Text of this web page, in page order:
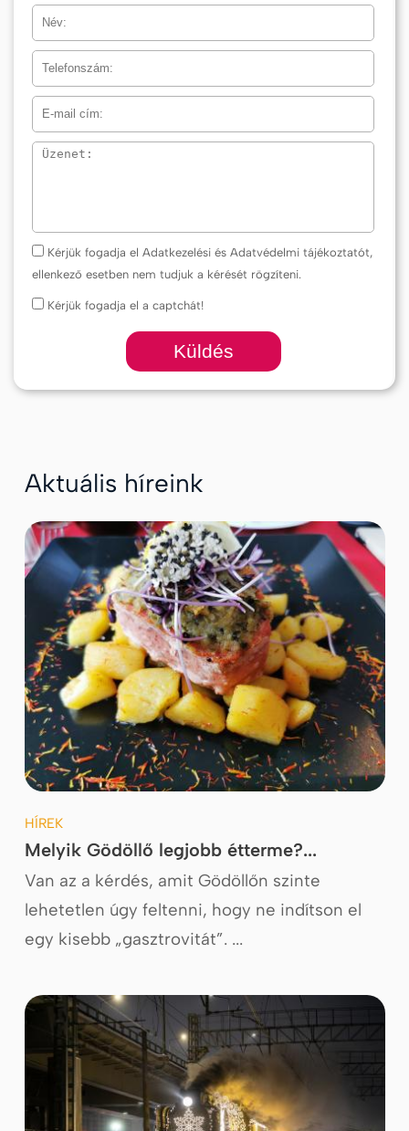
Név
Telefonszám
E-mail cím
Üzenet
Kérjük fogadja el Adatkezelési és Adatvédelmi tájékoztatót,
ellenkező esetben nem tudjuk a kérését rögzíteni.
Kérjük fogadja el a captchát!
Küldés
Aktuális híreink
HÍREK
Melyik Gödöllő legjobb étterme?...
Van az a kérdés, amit Gödöllőn szinte
lehetetlen úgy feltenni, hogy ne indítson el
egy kisebb „gasztrovitát”. ...